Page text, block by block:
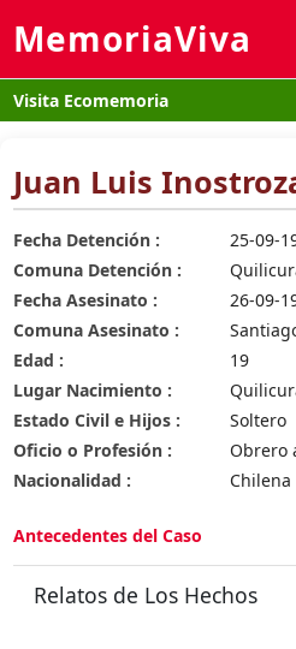
MemoriaViva
Visita Ecomemoria
Juan Luis
Fecha Detención :
25-09-
Comuna Detención :
Fecha Asesinato :
26-09-
Comuna Asesinato :
Edad :
19
Lugar Nacimiento :
Estado Civil e Hijos :
Soltero
Oficio o Profesión :
Obrero
Nacionalidad :
Chilena
Antecedentes del Caso
Relatos de Los Hechos